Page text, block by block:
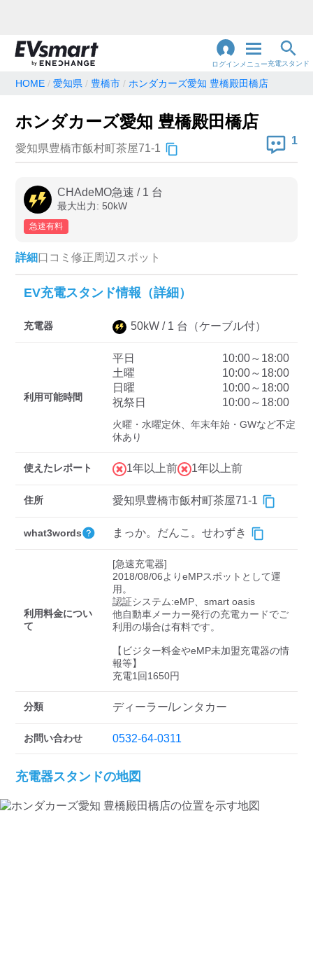
ログイン メニュー充電スタンド
地名・観光スポット・住所で検索
充電器の種類
急速充電器のみ表示
高速道路上のみ表示
認証システム
三菱ディーラーを表示
日産ディーラーを表示
充電器の出力
車種
検索する
HOME 愛知県 豊橋市 ホンダカーズ愛知 豊橋殿田橋店
ホンダカーズ愛知 豊橋殿田橋店
愛知県豊橋市飯村町茶屋71-1
1
CHAdeMO急速 / 1 台
最大出力: 50kW
急速有料
詳細口コミ 修正周辺スポット
EV充電スタンド情報（詳細）
充電器 50kW / 1 台 （ケーブル付）
利用可能時間
平日
10:00～18:00
土曜
10:00～18:00
日曜
10:00～18:00
祝祭日
10:00～18:00
火曜・水曜定休、年末年始・GWなど不定
休あり
使えたレポート 1年以上前 1年以上前
住所 愛知県豊橋市飯村町茶屋71-1
what3words まっか。だんこ。せわずき
利用料金につい
て
[急速充電器]
2018/08/06よりeMPスポットとして運
用。
認証システム:eMP、smart oasis
他自動車メーカー発行の充電カードでご
利用の場合は有料です。
【ビジター料金やeMP未加盟充電器の情
報等】
充電1回1650円
分類 ディーラー/レンタカー
お問い合わせ 0532-64-0311
充電器スタンドの地図